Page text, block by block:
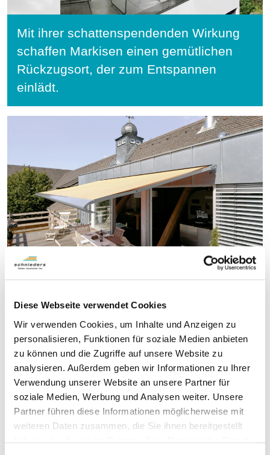
Diese Webseite verwendet Cookies
Wir verwenden Cookies, um Inhalte und Anzeigen zu
personalisieren, Funktionen für soziale Medien anbieten
zu können und die Zugriffe auf unsere Website zu
analysieren. Außerdem geben wir Informationen zu Ihrer
Verwendung unserer Website an unsere Partner für
soziale Medien, Werbung und Analysen weiter. Unsere
Partner führen diese Informationen möglicherweise mit
weiteren Daten zusammen, die Sie ihnen bereitgestellt
Mit ihrer schattenspendenden Wirkung
schaffen Markisen einen gemütlichen
Rückzugsort, der zum Entspannen
einlädt.